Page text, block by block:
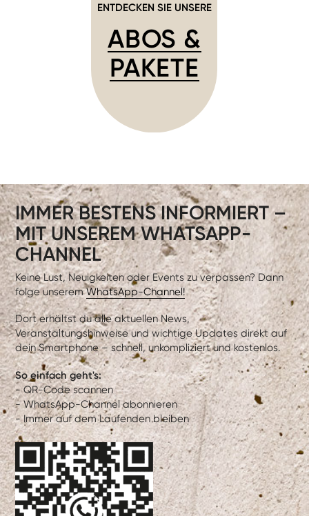
ENTDECKEN SIE UNSERE
ABOS &
PAKETE
IMMER BESTENS INFORMIERT –
MIT UNSEREM WHATSAPP-
CHANNEL
Keine Lust, Neuigkeiten oder Events zu verpassen? Dann
folge unseremWhatsApp-Channel!
Dort erhältst du alle aktuellen News,
Veranstaltungshinweise und wichtige Updates direkt auf
dein Smartphone – schnell, unkompliziert und kostenlos.
So einfach geht's:
- QR-Code scannen
- WhatsApp-Channel abonnieren
- Immer auf dem Laufenden bleiben